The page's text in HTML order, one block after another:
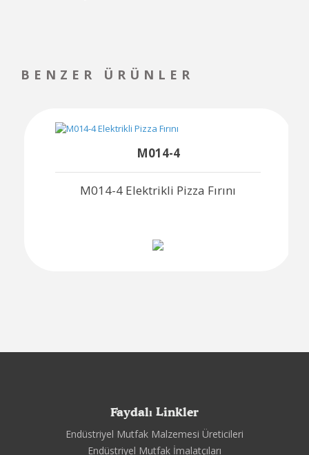
BENZER ÜRÜNLER
M014-4
M014-4 Elektrikli Pizza Fırını
Faydalı Linkler
Endüstriyel Mutfak Malzemesi Üreticileri
Endüstriyel Mutfak İmalatçıları